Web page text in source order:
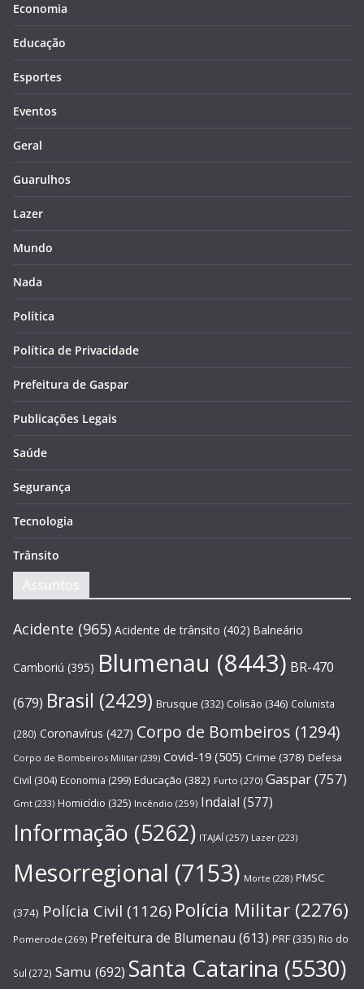
Economia
Educação
Esportes
Eventos
Geral
Guarulhos
Lazer
Mundo
Nada
Política
Política de Privacidade
Prefeitura de Gaspar
Publicações Legais
Saúde
Segurança
Tecnologia
Trânsito
Assuntos
Acidente (965) Acidente de trânsito (402) Balneário
Camboriú (395) Blumenau (8443) BR-470
(679) Brasil (2429) Brusque (332) Colisão (346) Colunista
(280) Coronavírus (427) Corpo de Bombeiros (1294)
Corpo de Bombeiros Militar (239) Covid-19 (505) Crime (378) Defesa
Civil (304) Economia (299) Educação (382) Furto (270) Gaspar(757)
Gmt (233) Homicídio (325) Incêndio (259) Indaial (577)
Informação (5262) ITAJAÍ (257) Lazer (223)
Mesorregional (7153) Morte (228) PMSC
(374) Polícia Civil (1126) Polícia Militar (2276)
Pomerode (269) Prefeitura de Blumenau (613) PRF (335) Rio do
Sul (272) Samu (692) Santa Catarina (5530)